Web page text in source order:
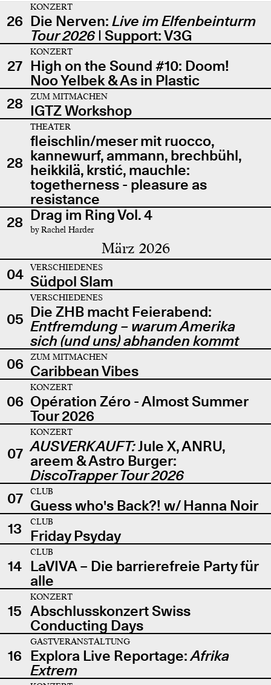
26
KONZERT
Die Nerven: Live im Elfenbeinturm
Tour 2026| Support: V3G
27
KONZERT
High on the Sound #10: Doom!
Noo Yelbek & As in Plastic
28
ZUM MITMACHEN
IGTZ Workshop
28
THEATER
fleischlin/meser mit ruocco,
kannewurf, ammann, brechbühl,
heikkilä, krstić, mauchle:
togetherness - pleasure as
resistance
28 Drag im Ring Vol. 4
by Rachel Harder
März 2026
04 VERSCHIEDENES
Südpol Slam
05
VERSCHIEDENES
Die ZHB macht Feierabend:
Entfremdung – warum Amerika
sich (und uns) abhanden kommt
06
ZUM MITMACHEN
Caribbean Vibes
06
KONZERT
Opération Zéro - Almost Summer
Tour 2026
07
KONZERT
AUSVERKAUFT:Jule X, ANRU,
areem & Astro Burger:
DiscoTrapper Tour 2026
07
CLUB
Guess who's Back?! w/ Hanna Noir
13
CLUB
Friday Psyday
14
CLUB
LaVIVA – Die barrierefreie Party für
alle
15
KONZERT
Abschlusskonzert Swiss
Conducting Days
16
GASTVERANSTALTUNG
Explora Live Reportage:Afrika
Extrem